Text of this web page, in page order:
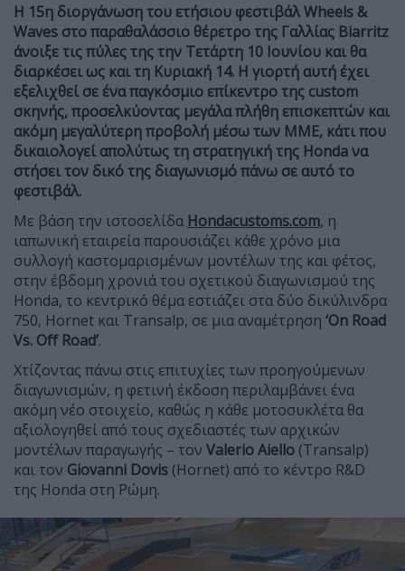
Η 15η διοργάνωση του ετήσιου φεστιβάλ Wheels &
Waves στο παραθαλάσσιο θέρετρο της Γαλλίας Biarritz
άνοιξε τις πύλες της την Τετάρτη 10 Ιουνίου και θα
διαρκέσει ως και τη Κυριακή 14. Η γιορτή αυτή έχει
εξελιχθεί σε ένα παγκόσμιο επίκεντρο της custom
σκηνής, προσελκύοντας μεγάλα πλήθη επισκεπτών και
ακόμη μεγαλύτερη προβολή μέσω των ΜΜΕ, κάτι που
δικαιολογεί απολύτως τη στρατηγική της Honda να
στήσει τον δικό της διαγωνισμό πάνω σε αυτό το
φεστιβάλ.
Με βάση την ιστοσελίδα Hondacustoms.com, η
ιαπωνική εταιρεία παρουσιάζει κάθε χρόνο μια
συλλογή καστομαρισμένων μοντέλων της και φέτος,
στην έβδομη χρονιά του σχετικού διαγωνισμού της
Honda, το κεντρικό θέμα εστιάζει στα δύο δικύλινδρα
750, Hornet και Transalp, σε μια αναμέτρηση ‘On Road
Vs. Off Road’.
Χτίζοντας πάνω στις επιτυχίες των προηγούμενων
διαγωνισμών, η φετινή έκδοση περιλαμβάνει ένα
ακόμη νέο στοιχείο, καθώς η κάθε μοτοσυκλέτα θα
αξιολογηθεί από τους σχεδιαστές των αρχικών
μοντέλων παραγωγής – τον Valerio Aiello (Transalp)
και τον Giovanni Dovis (Hornet) από το κέντρο R&D
της Honda στη Ρώμη.